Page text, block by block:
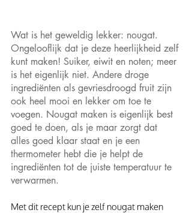
Wat is het geweldig lekker: nougat.
Ongelooflijk dat je deze heerlijkheid zelf
kunt maken! Suiker, eiwit en noten; meer
is het eigenlijk niet. Andere droge
ingrediënten als gevriesdroogd fruit zijn
ook heel mooi en lekker om toe te
voegen. Nougat maken is eigenlijk best
goed te doen, als je maar zorgt dat
alles goed klaar staat en je een
thermometer hebt die je helpt de
ingrediënten tot de juiste temperatuur te
verwarmen.
Met dit recept kun je zelf nougat maken